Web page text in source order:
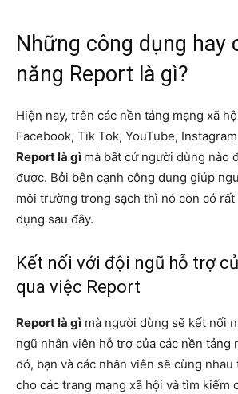
Những công dụng hay
năng Report là gì?
Hiện nay, trên các nền tảng mạng xã
Facebook, Tik Tok, YouTube,
Report là gì mà bất cứ người dùng nào
được. Bởi bên cạnh công dụng giúp
môi trường trong sạch thì nó còn có
dụng sau đây.
Kết nối với đội ngũ hỗ trợ
qua việc Report
Report là gì mà người dùng sẽ kết nối
ngũ nhân viên hỗ trợ của các nền tảng
đó, bạn và các nhân viên sẽ cùng
cho các trang mạng xã hội và tìm kiếm